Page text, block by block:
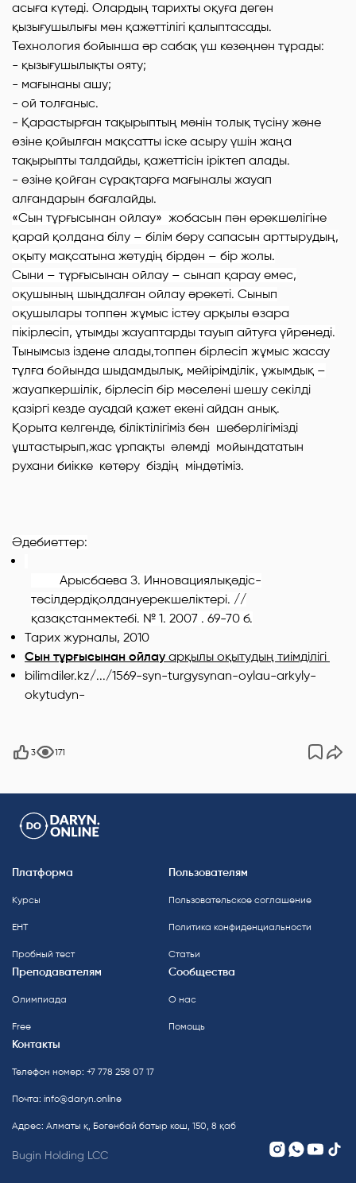
асыға күтеді. Олардың тарихты оқуға деген
қызығушылығы мен қажеттілігі қалыптасады.
Технология бойынша әр сабақ үш кезеңнен тұрады:
- қызығушылықты ояту;
- мағынаны ашу;
- ой толғаныс.
- Қарастырған тақырыптың мәнін толық түсіну және
өзіне қойылған мақсатты іске асыру үшін жаңа
тақырыпты талдайды, қажеттісін іріктеп алады.
- өзіне қойған сұрақтарға мағыналы жауап
алғандарын бағалайды.
«Сын тұрғысынан ойлау» жобасын пән ерекшелігіне
қарай қолдана білу – білім беру сапасын арттырудың,
оқыту мақсатына жетудің бірден – бір жолы.
Сыни – тұрғысынан ойлау – сынап қарау емес,
оқушының шыңдалған ойлау әрекеті. Сынып
оқушылары топпен жұмыс істеу арқылы өзара
пікірлесіп, ұтымды жауаптарды тауып айтуға үйренеді.
Тынымсыз іздене алады,топпен бірлесіп жұмыс жасау
тұлға бойында шыдамдылық, мейірімділік, ұжымдық –
жауапкершілік, бірлесіп бір мәселені шешу секілді
қазіргі кезде ауадай қажет екені айдан анық.
Қорыта келгенде, біліктілігіміз бен шеберлігімізді
ұштастырып,жас ұрпақты әлемді мойындататын
рухани биікке көтеру біздің міндетіміз.
Әдебиеттер:
Арысбаева З. Инновациялықәдіс-
тәсілдердіқолдануерекшеліктері. //
қазақстанмектебі. № 1. 2007 . 69-70 б.
Тарих журналы, 2010
Сын тұрғысынан ойлау арқылы оқытудың тиімділігі
bilimdiler.kz/.../1569-syn-turgysynan-oylau-arkyly-
okytudyn-
3 171
Платформа
Курсы
ЕНТ
Пробный тест
Пользователям
Пользовательское соглашение
Политика конфиденциальности
Статьи
Преподавателям
Олимпиада
Free
Сообщества
О нас
Помощь
Контакты
Телефон номер: +7 778 258 07 17
Почта: info@daryn.online
Адрес: Алматы қ, Бөгенбай батыр көш, 150, 8 қаб
Bugin Holding LCC